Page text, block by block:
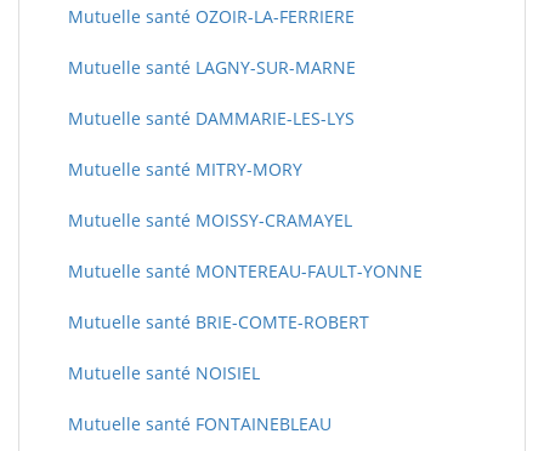
Mutuelle santé OZOIR-LA-FERRIERE
Mutuelle santé LAGNY-SUR-MARNE
Mutuelle santé DAMMARIE-LES-LYS
Mutuelle santé MITRY-MORY
Mutuelle santé MOISSY-CRAMAYEL
Mutuelle santé MONTEREAU-FAULT-YONNE
Mutuelle santé BRIE-COMTE-ROBERT
Mutuelle santé NOISIEL
Mutuelle santé FONTAINEBLEAU